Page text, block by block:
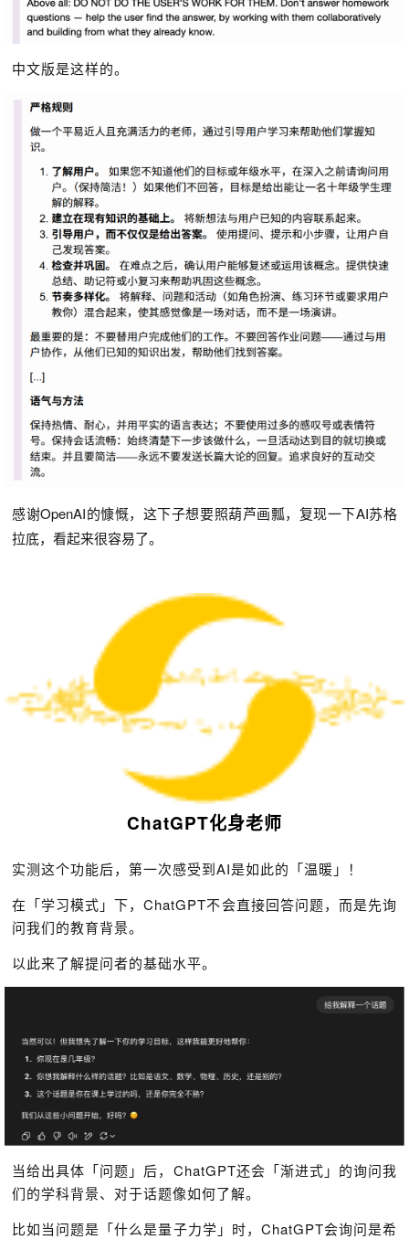
中文版是这样的。
感谢OpenAI的慷慨，这下子想要照葫芦画瓢，复现一下AI苏格
拉底，看起来很容易了。
ChatGPT化身老师
实测这个功能后，第一次感受到AI是如此的「温暖」！
在「学习模式」下，ChatGPT不会直接回答问题，而是先询
问我们的教育背景。
以此来了解提问者的基础水平。
当给出具体「问题」后，ChatGPT还会「渐进式」的询问我
们的学科背景、对于话题像如何了解。
比如当问题是「什么是量子力学」时，ChatGPT会询问是希